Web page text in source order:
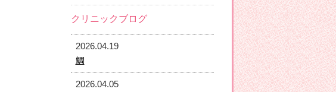
クリニックブログ
2026.04.19
鯛
2026.04.05